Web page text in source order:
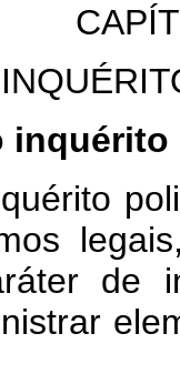
inquérito
de